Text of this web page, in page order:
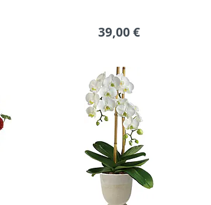
39,00 €